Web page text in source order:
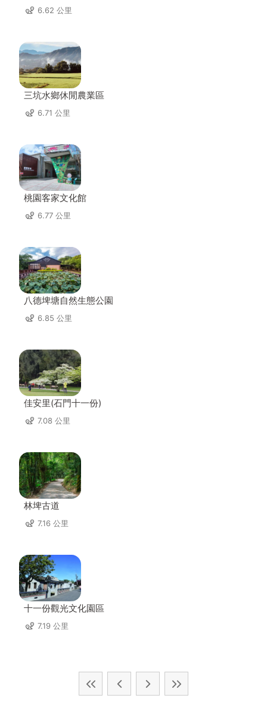
6.62 公里
三坑水鄉休閒農業區
6.71 公里
桃園客家文化館
6.77 公里
八德埤塘自然生態公園
6.85 公里
佳安里(石門十一份)
7.08 公里
林埤古道
7.16 公里
十一份觀光文化園區
7.19 公里